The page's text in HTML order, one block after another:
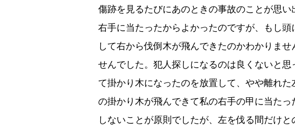
傷跡を見るたびにあのときの事故のことが思
右手に当たったからよかったのですが、もし
して右から伐倒木が飛んできたのかわかりま
せんでした。犯人探しになるのは良くないと
て掛かり木になったのを放置して、やや離れ
の掛かり木が飛んできて私の右手の甲に当た
しないことが原則でしたが、左を伐る間だけ